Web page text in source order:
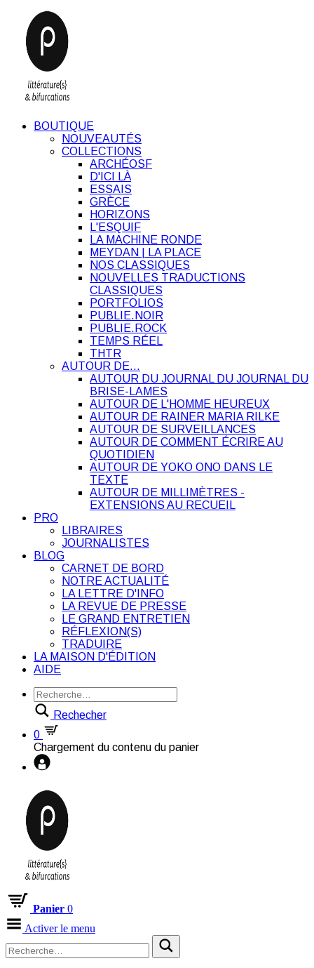
BOUTIQUE
NOUVEAUTÉS
COLLECTIONS
ARCHÉOSF
D'ICI LÀ
ESSAIS
GRÈCE
HORIZONS
L'ESQUIF
LA MACHINE RONDE
MEYDAN | LA PLACE
NOS CLASSIQUES
NOUVELLES TRADUCTIONS
CLASSIQUES
PORTFOLIOS
PUBLIE.NOIR
PUBLIE.ROCK
TEMPS RÉEL
THTR
AUTOUR DE…
AUTOUR DU JOURNAL DU JOURNAL DU
BRISE-LAMES
AUTOUR DE L'HOMME HEUREUX
AUTOUR DE RAINER MARIA RILKE
AUTOUR DE SURVEILLANCES
AUTOUR DE COMMENT ÉCRIRE AU
QUOTIDIEN
AUTOUR DE YOKO ONO DANS LE
TEXTE
AUTOUR DE MILLIMÈTRES -
EXTENSIONS AU RECUEIL
PRO
LIBRAIRES
JOURNALISTES
BLOG
CARNET DE BORD
NOTRE ACTUALITÉ
LA LETTRE D'INFO
LA REVUE DE PRESSE
LE GRAND ENTRETIEN
RÉFLEXION(S)
TRADUIRE
LA MAISON D'ÉDITION
AIDE
Rechecher
0
Chargement du contenu du panier
Panier 0
Activer le menu